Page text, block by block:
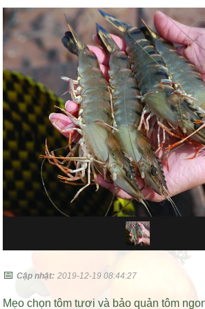
📅Cập nhật: 2019-12-19 08:44:27
Mẹo chọn tôm tươi và bảo quản tôm